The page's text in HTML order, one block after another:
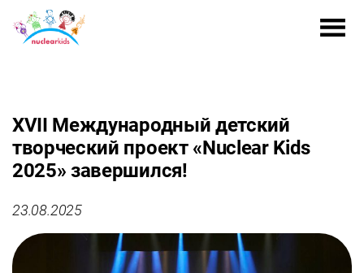
XVII Международный детский
творческий проект «Nuclear Kids
2025» завершился!
23.08.2025